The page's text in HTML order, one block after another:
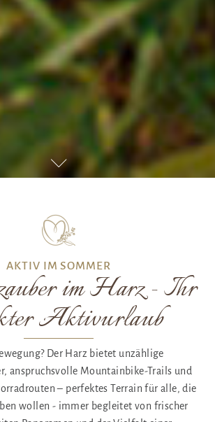
AKTIV IM SOMMER
im Harz - Ihr
Aktivurlaub
Der Harz bietet unzählige
anspruchsvolle Mountainbike-Trails und
– perfektes Terrain für alle, die
wollen - immer begleitet von frischer